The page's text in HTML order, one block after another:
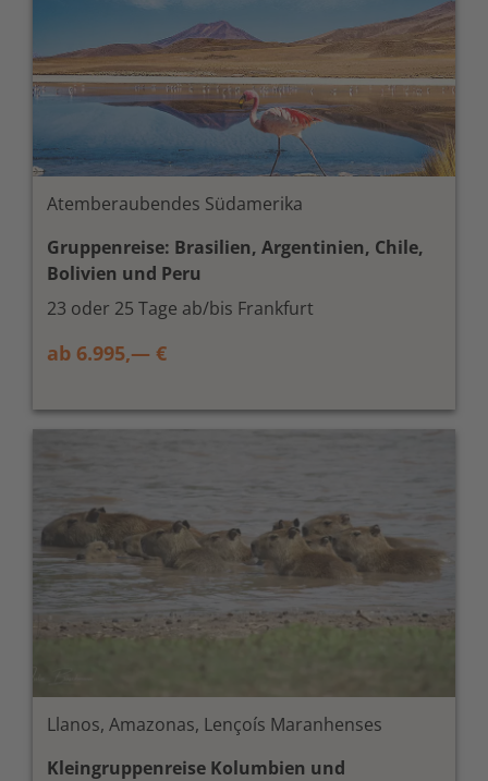
Atemberaubendes Südamerika
Gruppenreise: Brasilien, Argentinien, Chile,
Bolivien und Peru
23 oder 25 Tage ab/bis Frankfurt
ab 6.995,— €
Llanos, Amazonas, Lençoís Maranhenses
Kleingruppenreise Kolumbien und